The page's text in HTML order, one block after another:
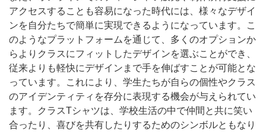
アクセスすることも容易になった時代には、様々なデザイ
ンを自分たちで簡単に実現できるようになっています。こ
のようなプラットフォームを通じて、多くのオプションか
らよりクラスにフィットしたデザインを選ぶことができ、
従来よりも軽快にデザインまで手を伸ばすことが可能とな
っています。これにより、学生たちが自らの個性やクラス
のアイデンティティを存分に表現する機会が与えられてい
ます。クラスTシャツは、学校生活の中で仲間と共に笑い
合ったり、喜びを共有したりするためのシンボルともなり